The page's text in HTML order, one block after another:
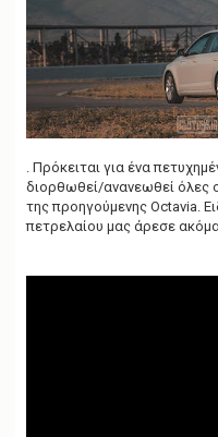
. Πρόκειται για ένα
διορθωθεί/ανανεωθεί όλες
της προηγούμενης Octavia.
πετρελαίου μας άρεσε